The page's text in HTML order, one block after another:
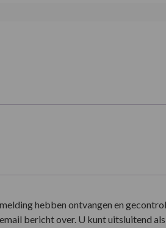
hebben ontvangen en
bericht over. U kunt uitsluitend